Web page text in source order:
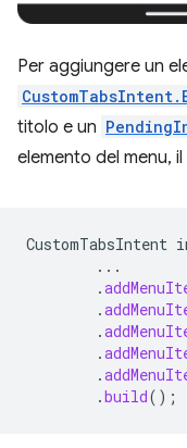
Per aggiungere un
titolo e un
elemento del menu,
CustomTabsIntent
...
.
.
.
.
.
.build();